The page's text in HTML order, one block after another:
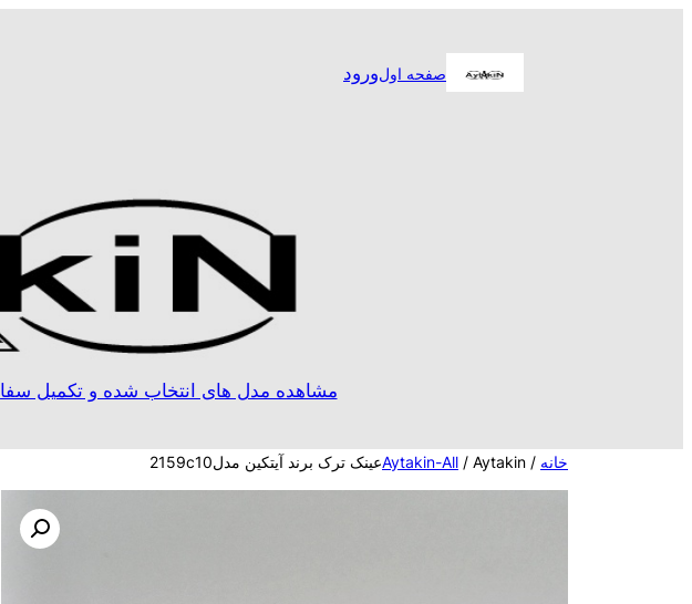
صفحه اولورود
مشاهده مدل های انتخاب شده و تکمیل
خانه /
Aytakin-All / Aytakinعینک ترک برند آیتکین مدل2159c10